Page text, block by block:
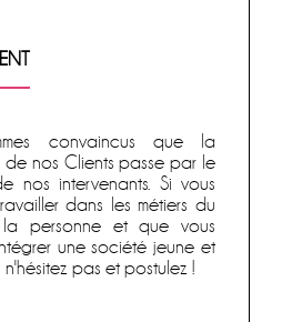
convaincus que la
de nos Clients passe par le
nos intervenants. Si vous
dans les métiers du
personne et que vous
une société jeune et
pas et postulez !